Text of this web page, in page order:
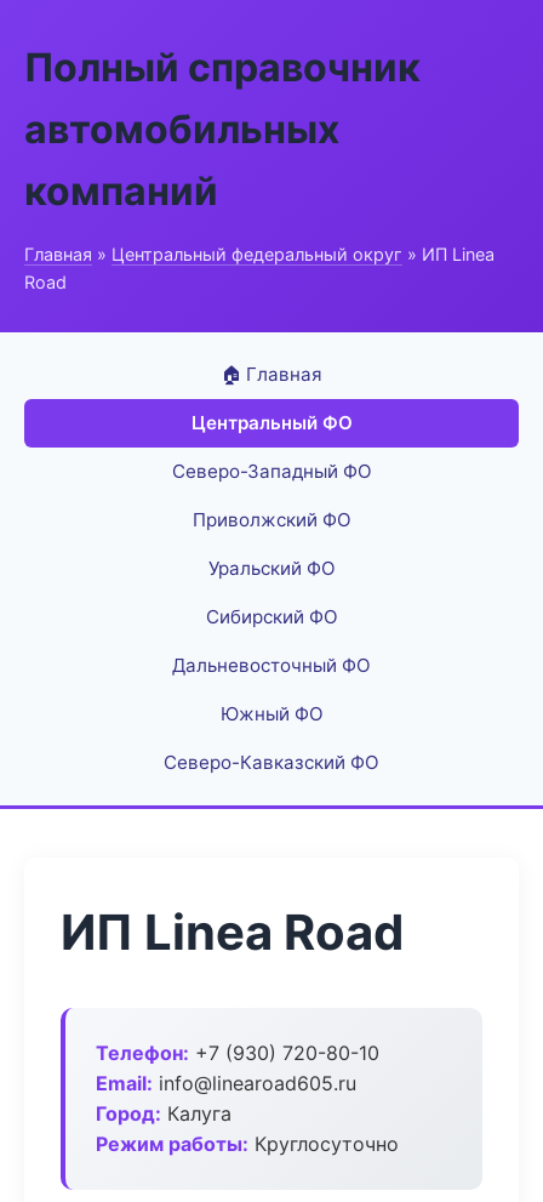
Полный справочник
автомобильных
компаний
Главная » Центральный федеральный округ » ИП Linea
Road
🏠 Главная
Центральный ФО
Северо-Западный ФО
Приволжский ФО
Уральский ФО
Сибирский ФО
Дальневосточный ФО
Южный ФО
Северо-Кавказский ФО
ИП Linea Road
Телефон: +7 (930) 720-80-10
Email: info@linearoad605.ru
Город: Калуга
Режим работы: Круглосуточно